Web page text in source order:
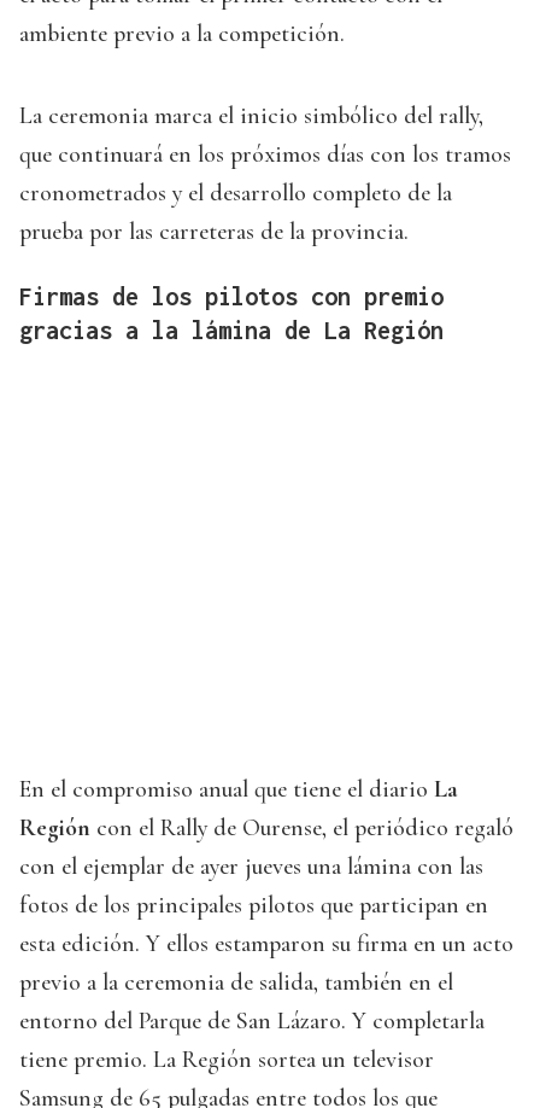
ambiente previo a la competición.
La ceremonia marca el inicio simbólico del rally,
que continuará en los próximos días con los tramos
cronometrados y el desarrollo completo de la
prueba por las carreteras de la provincia.
Firmas de los pilotos con premio
gracias a la lámina de La Región
En el compromiso anual que tiene el diario La
Región con el Rally de Ourense, el periódico regaló
con el ejemplar de ayer jueves una lámina con las
fotos de los principales pilotos que participan en
esta edición. Y ellos estamparon su firma en un acto
previo a la ceremonia de salida, también en el
entorno del Parque de San Lázaro. Y completarla
tiene premio. La Región sortea un televisor
Samsung de 65 pulgadas entre todos los que